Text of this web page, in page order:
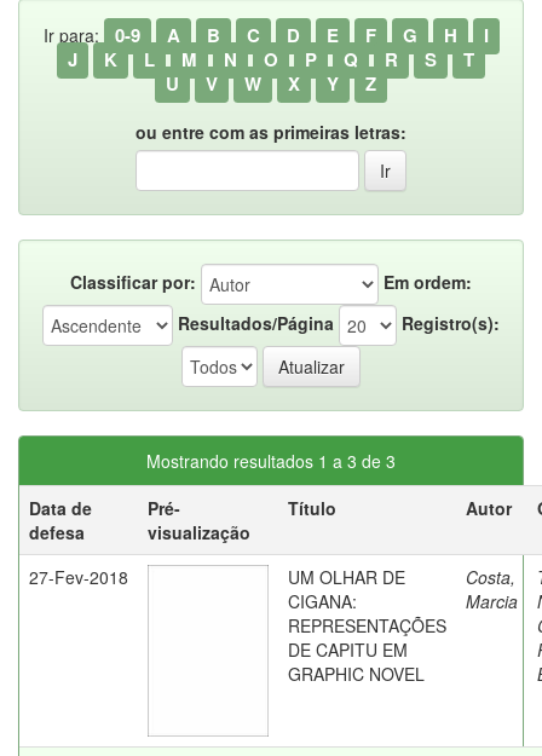
Ir para: 0-9 A B C D E F G H
I
J
K L M N O P Q R S
T
U
V W X Y Z
ou entre com as primeiras letras:
Classificar por:
Em ordem:
Resultados/Página
Registro(s):
Mostrando resultados 1 a 3 de 3
Data de
defesa
Pré-
visualização
Título Autor
27-Fev-2018
UM OLHAR DE
CIGANA:
REPRESENTAÇÕES
DE CAPITU EM
GRAPHIC NOVEL
Costa,
Marcia